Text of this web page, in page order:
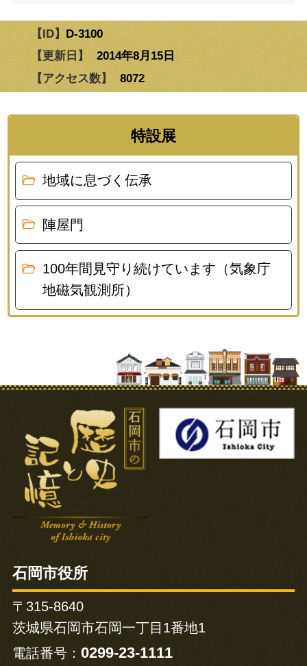
【ID】 D-3100
【更新日】
2014年8月15日
【アクセス数】
8072
特設展
地域に息づく伝承
陣屋門
100年間見守り続けています（気象庁
地磁気観測所）
石岡市の歴史と記憶
石岡市役所
〒315-8640
茨城県石岡市石岡一丁目1番地1
電話番号： 0299-23-1111